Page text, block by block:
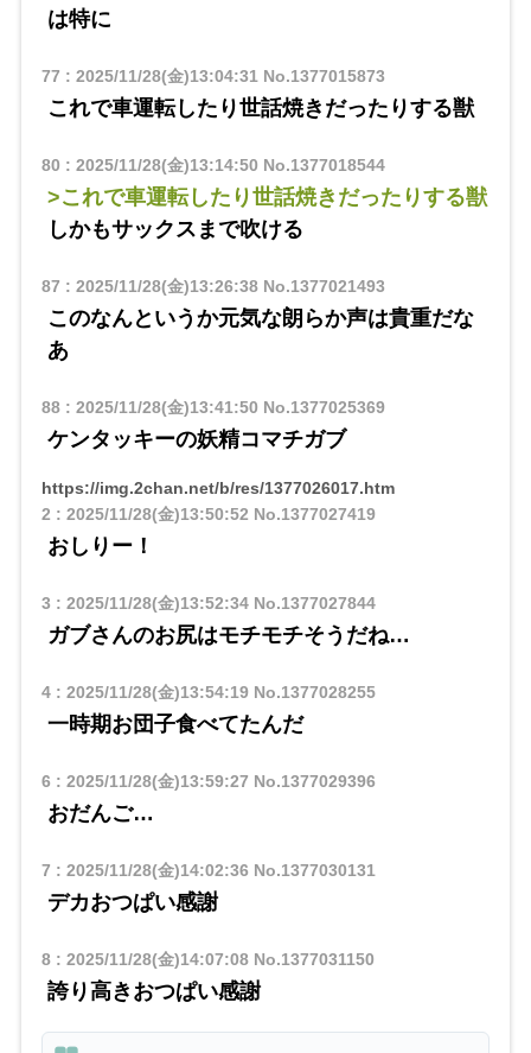
は特に
77 : 2025/11/28(金)13:04:31 No.1377015873
これで車運転したり世話焼きだったりする獣
80 : 2025/11/28(金)13:14:50 No.1377018544
>これで車運転したり世話焼きだったりする獣
しかもサックスまで吹ける
87 : 2025/11/28(金)13:26:38No.1377021493
このなんというか元気な朗らか声は貴重だな
あ
88: 2025/11/28(金)13:41:50 No.1377025369
ケンタッキーの妖精コマチガブ
https://img.2chan.net/b/res/1377026017.htm
2 : 2025/11/28(金)13:50:52 No.1377027419
おしりー！
3 : 2025/11/28(金)13:52:34No.1377027844
ガブさんのお尻はモチモチそうだね…
4: 2025/11/28(金)13:54:19No.1377028255
一時期お団子食べてたんだ
6 : 2025/11/28(金)13:59:27 No.1377029396
おだんご…
7 : 2025/11/28(金)14:02:36 No.1377030131
デカおつぱい感謝
8: 2025/11/28(金)14:07:08No.1377031150
誇り高きおつぱい感謝